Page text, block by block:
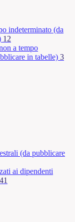
indeterminato (da
12
a tempo
in tabelle) 3
(da pubblicare
ai dipendenti